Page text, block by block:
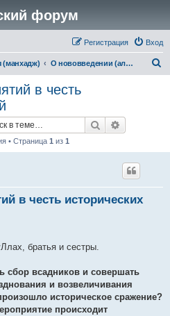
форум
Вход
Регистрация
(манхадж) О нововведении (аль-бид’а)
в честь
Поиск
• Страница 1 из 1
в честь исторических
братья и сестры.
сбор всадников и совершать
и возвеличивания
историческое сражение?
происходит